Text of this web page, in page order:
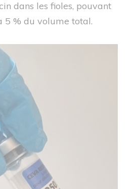
dans les fioles, pouvant
5 % du volume total.